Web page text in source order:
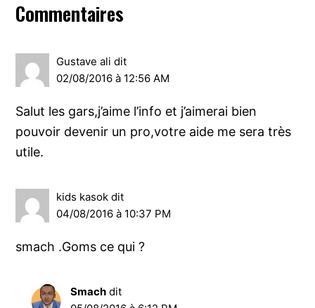
Interactions
lecteur
Commentaires
Gustave ali dit
02/08/2016 à 12:56 AM
Salut les gars,j’aime l’info et j’aimerai bien
pouvoir devenir un pro,votre aide me sera très
utile.
kids kasok dit
04/08/2016 à 10:37 PM
smach .Goms ce qui ?
Smach dit